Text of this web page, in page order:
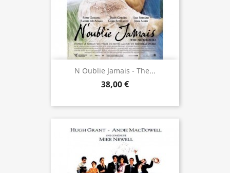
N Oublie Jamais - The...
38,00 €